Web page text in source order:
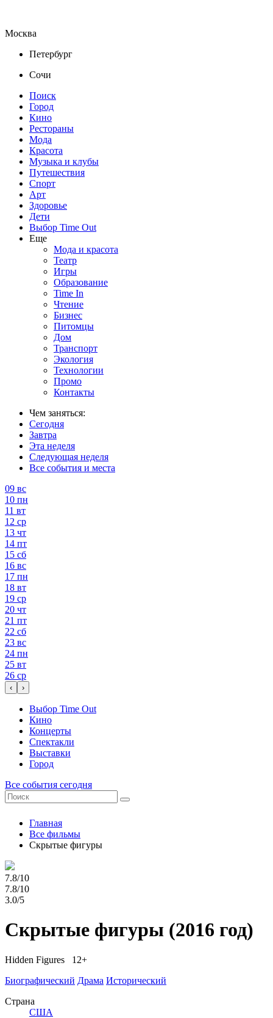
Москва
Петербург
Сочи
Поиск
Город
Кино
Рестораны
Мода
Красота
Музыка и клубы
Путешествия
Спорт
Арт
Здоровье
Дети
Выбор Time Out
Еще
Мода и красота
Театр
Игры
Образование
Time In
Чтение
Бизнес
Питомцы
Дом
Транспорт
Экология
Технологии
Промо
Контакты
Чем заняться:
Сегодня
Завтра
Эта неделя
Следующая неделя
Все события и места
09 вс
10 пн
11 вт
12 ср
13 чт
14 пт
15 сб
16 вс
17 пн
18 вт
19 ср
20 чт
21 пт
22 сб
23 вс
24 пн
25 вт
26 ср
‹ ›
Выбор Time Out
Кино
Концерты
Спектакли
Выставки
Город
Все события сегодня
Главная
Все фильмы
Скрытые фигуры
7.8/10
7.8/10
3.0/5
Скрытые фигуры (2016 год)
Hidden Figures 12+
Биографический Драма Исторический
Страна
США